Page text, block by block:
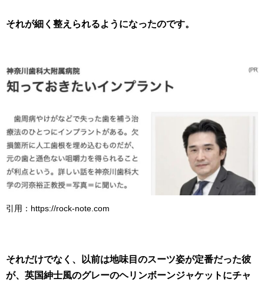
それが細く整えられるようになったのです。
引用：https://rock-note.com
それだけでなく、以前は地味目のスーツ姿が定番だった彼
が、英国紳士風のグレーのヘリンボーンジャケットにチャ